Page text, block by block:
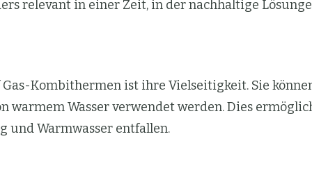
relevant in einer Zeit, in der nachhaltige
Kombithermen ist ihre Vielseitigkeit. Sie
warmem Wasser verwendet werden. Dies
und Warmwasser entfallen.